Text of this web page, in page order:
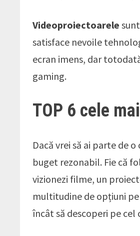
Videoproiectoarele
satisface nevoile
ecran imens, dar
gaming.
TOP 6 cele
Dacă vrei să ai parte de
buget rezonabil. Fie că
vizionezi filme, un
multitudine de opțiuni
încât să descoperi pe